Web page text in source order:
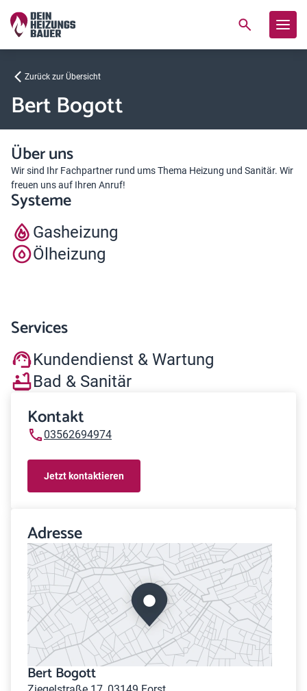
Zurück zur Übersicht
Bert Bogott
Über uns
Wir sind Ihr Fachpartner rund ums Thema Heizung und Sanitär. Wir
freuen uns auf Ihren Anruf!
Systeme
Gasheizung
Ölheizung
Services
Kundendienst & Wartung
Bad & Sanitär
Kontakt
03562694974
Jetzt kontaktieren
Adresse
Bert Bogott